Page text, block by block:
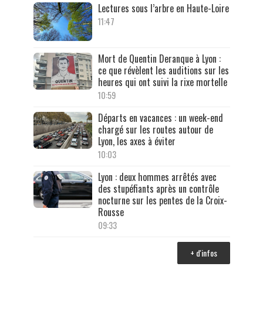
Lectures sous l’arbre en Haute-Loire
11:47
Mort de Quentin Deranque à Lyon :
ce que révèlent les auditions sur les
heures qui ont suivi la rixe mortelle
10:59
Départs en vacances : un week-end
chargé sur les routes autour de
Lyon, les axes à éviter
10:03
Lyon : deux hommes arrêtés avec
des stupéfiants après un contrôle
nocturne sur les pentes de la Croix-
Rousse
09:33
+ d'infos